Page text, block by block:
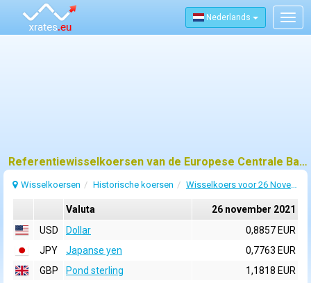
Nederlands
Referentiewisselkoersen van de Europese Centrale Bank (ECB) voor 26 november 2021
Wisselkoersen Historische koersen Wisselkoers voor 26 November 2021
Valuta
26 november 2021
USD
Dollar
0,8857 EUR
JPY
Japanse yen
0,7763 EUR
GBP
Pond sterling
1,1818 EUR